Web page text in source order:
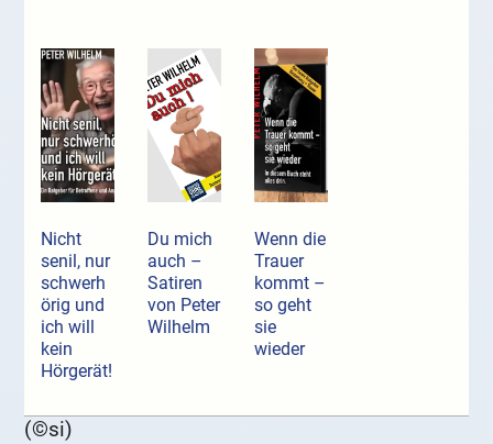
Nicht
senil, nur
schwerh
örig und
ich will
kein
Hörgerät!
Du mich
auch –
Satiren
von Peter
Wilhelm
Wenn die
Trauer
kommt –
so geht
sie
wieder
(©si)